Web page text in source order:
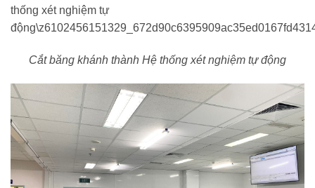
Cắt băng khánh thành Hệ thống xét nghiệm tự động